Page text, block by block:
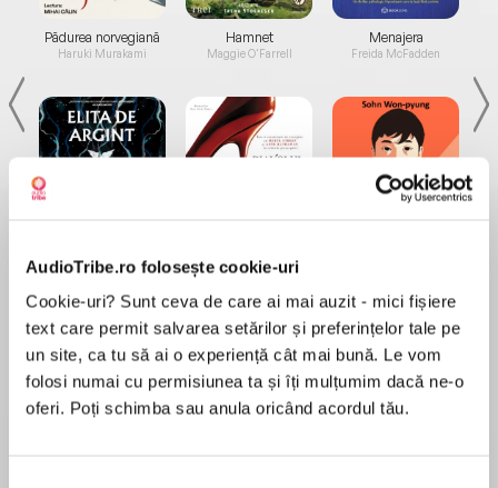
AudioTribe.ro folosește cookie-uri
Cookie-uri? Sunt ceva de care ai mai auzit - mici fișiere
text care permit salvarea setărilor și preferințelor tale pe
un site, ca tu să ai o experiență cât mai bună. Le vom
folosi numai cu permisiunea ta și îți mulțumim dacă ne-o
oferi. Poți schimba sau anula oricând acordul tău.
Pădurea norvegiană
Haruki Murakami
de...
Dani Francis
Hamnet
Maggie O'Farrell
la...
Lauren Weisberger
Menajera
Freida McFadden
Desprecarte
At one of the most chaotic periods in American